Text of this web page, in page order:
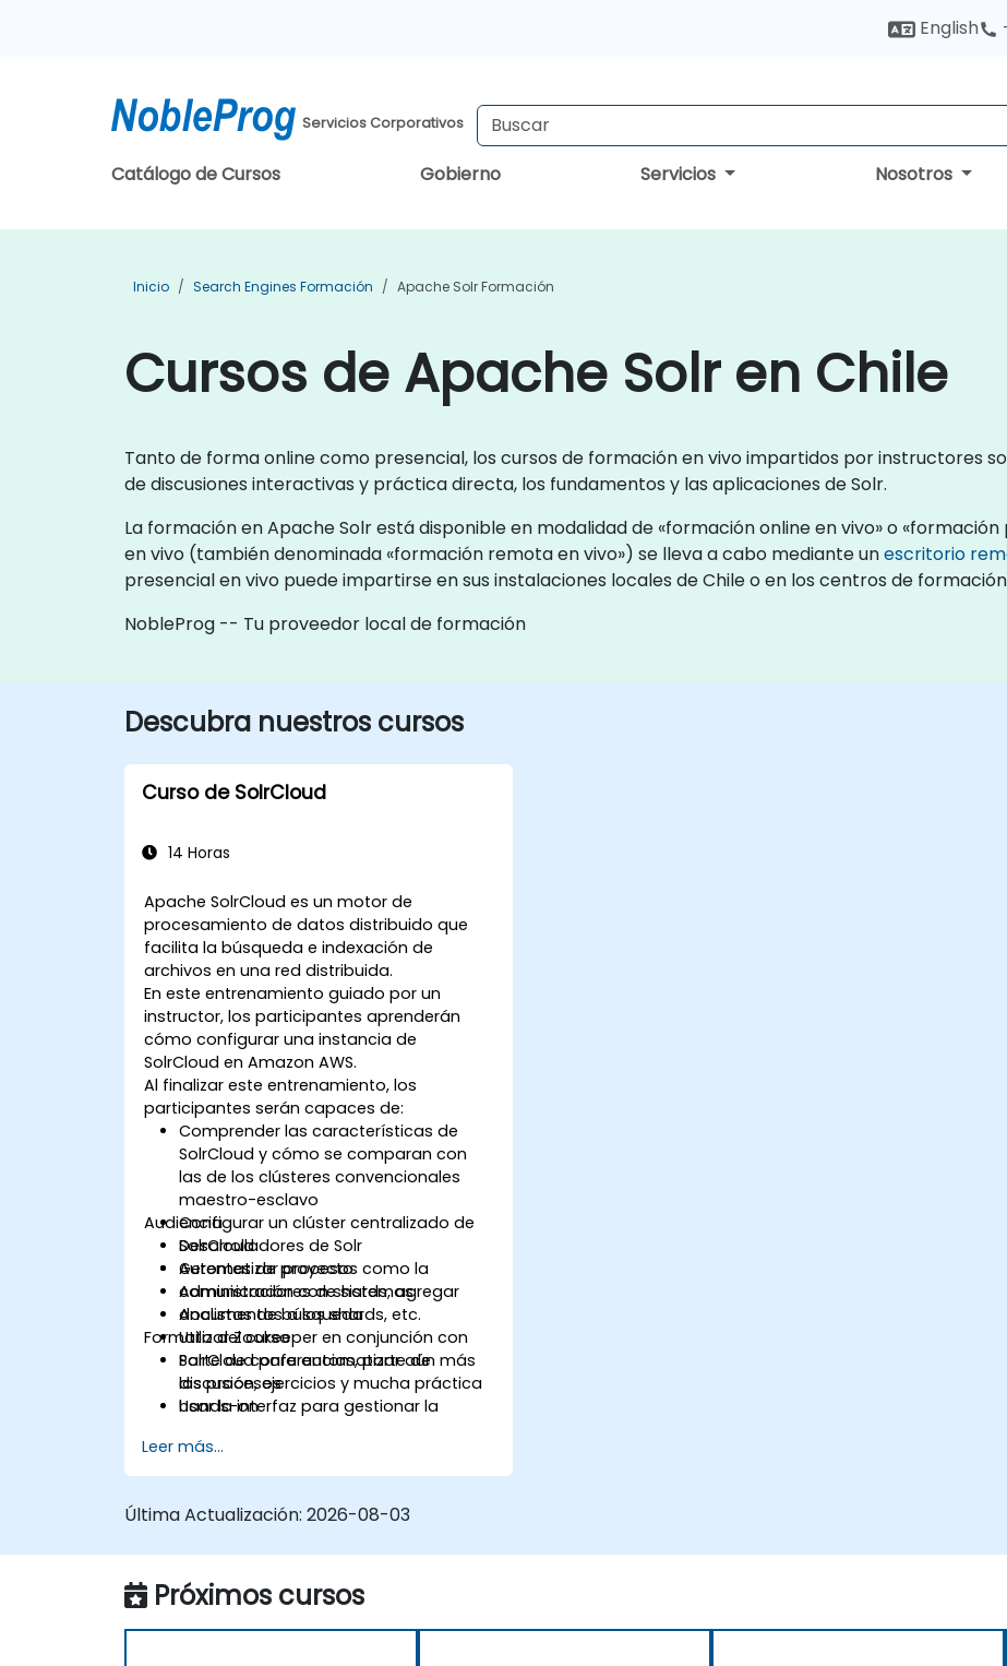
English
Servicios Corporativos
Catálogo de Cursos Gobierno Servicios Nosotros
Inicio Search Engines Formación Apache Solr Formación
Cursos de Apache Solr en Chile
Tanto de forma online como presencial, los cursos de formación en vivo impartidos por instructores
de discusiones interactivas y práctica directa, los fundamentos y las aplicaciones de Solr.
La formación en Apache Solr está disponible en modalidad de «formación online en vivo» o
en vivo (también denominada «formación remota en vivo») se lleva a cabo mediante unescritorio
presencial en vivo puede impartirse en sus instalaciones locales de Chile o en los centros de
NobleProg -- Tu proveedor local de formación
Descubra nuestros cursos
Curso de SolrCloud
14 Horas
Apache SolrCloud es un motor de
procesamiento de datos distribuido que
facilita la búsqueda e indexación de
archivos en una red distribuida.
En este entrenamiento guiado por un
instructor, los participantes aprenderán
cómo configurar una instancia de
SolrCloud en Amazon AWS.
Al finalizar este entrenamiento, los
participantes serán capaces de:
Comprender las características de
SolrCloud y cómo se comparan con
las de los clústeres convencionales
maestro-esclavo
Configurar un clúster centralizado de
SolrCloud
Automatizar procesos como la
comunicación con shards, agregar
documentos a los shards, etc.
Utilizar Zookeeper en conjunción con
SolrCloud para automatizar aún más
los procesos
Usar la interfaz para gestionar la
Balancear la carga en una instalación
de SolrCloud
procesamiento continuo y failover
Audiencia
Desarrolladores de Solr
Gerentes de proyecto
Administradores de sistemas
Analistas de búsqueda
Formato del curso
Parte de conferencias, parte de
discusión, ejercicios y mucha práctica
hands-on
Leer más...
Última Actualización: 2026-08-03
Próximos cursos